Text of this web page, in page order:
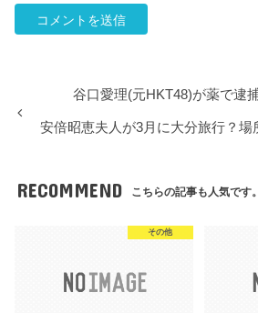
谷口愛理(元HKT48)が薬で逮
安倍昭恵夫人が3月に大分旅行？場
RECOMMEND こちらの記事も人気です。
その他